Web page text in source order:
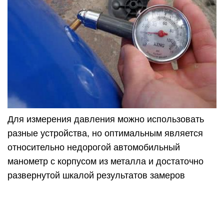
Для измерения давления можно использовать
разные устройства, но оптимальным является
относительно недорогой автомобильный
манометр с корпусом из металла и достаточно
развернутой шкалой результатов замеров